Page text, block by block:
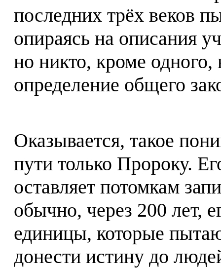
последних трёх веков
опираясь на описания
но никто, кроме одного,
определение общего
Оказывается, такое
пути только Пророку.
оставляет потомкам
обычно, через 200 лет,
единицы, которые
донести истину до